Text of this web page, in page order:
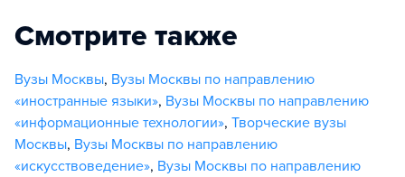
Смотрите также
Вузы Москвы, Вузы Москвы по направлению
«иностранные языки», Вузы Москвы по направлению
«информационные технологии», Творческие вузы
Москвы, Вузы Москвы по направлению
«искусствоведение», Вузы Москвы по направлению